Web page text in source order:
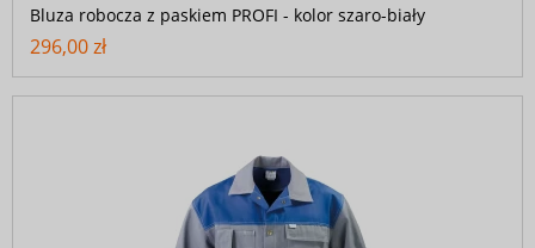
Bluza robocza z paskiem PROFI - kolor szaro-biały
296,00 zł